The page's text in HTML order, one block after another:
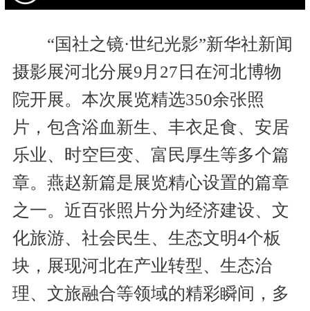
“国社之镜·世纪光影”新华社新闻
摄影展河北分展9月27日在河北博物
院开展。本次展览精选350余张照
片，包含浴血新生、丰衣足食、安居
乐业、时空巨变、富民厚生等多个篇
章。燕赵新篇是展览精心设置的篇章
之一。近百张照片分为经济建设、文
化旅游、社会民生、生态文明4个板
块，展现河北在产业转型、生态治
理、文旅融合等领域的精彩瞬间，多